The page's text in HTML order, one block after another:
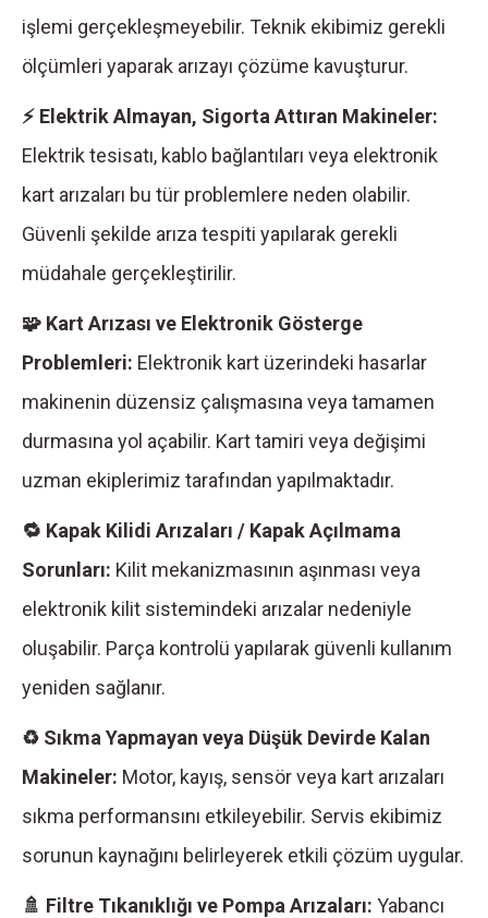
işlemi gerçekleşmeyebilir. Teknik ekibimiz gerekli
ölçümleri yaparak arızayı çözüme kavuşturur.
⚡ Elektrik Almayan, Sigorta Attıran Makineler:
Elektrik tesisatı, kablo bağlantıları veya elektronik
kart arızaları bu tür problemlere neden olabilir.
Güvenli şekilde arıza tespiti yapılarak gerekli
müdahale gerçekleştirilir.
🧩 Kart Arızası ve Elektronik Gösterge
Problemleri: Elektronik kart üzerindeki hasarlar
makinenin düzensiz çalışmasına veya tamamen
durmasına yol açabilir. Kart tamiri veya değişimi
uzman ekiplerimiz tarafından yapılmaktadır.
🔁 Kapak Kilidi Arızaları / Kapak Açılmama
Sorunları: Kilit mekanizmasının aşınması veya
elektronik kilit sistemindeki arızalar nedeniyle
oluşabilir. Parça kontrolü yapılarak güvenli kullanım
yeniden sağlanır.
♻️ Sıkma Yapmayan veya Düşük Devirde Kalan
Makineler: Motor, kayış, sensör veya kart arızaları
sıkma performansını etkileyebilir. Servis ekibimiz
sorunun kaynağını belirleyerek etkili çözüm uygular.
🚿 Filtre Tıkanıklığı ve Pompa Arızaları: Yabancı